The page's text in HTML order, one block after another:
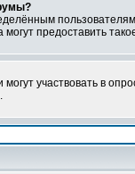
предоставить
участвовать в